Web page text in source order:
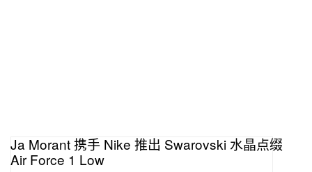
Ja Morant 携手 Nike 推出 Swarovski 水晶点缀
Air Force 1 Low